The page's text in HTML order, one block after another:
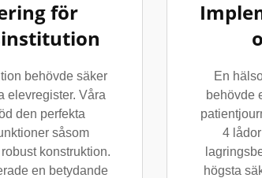
för
behövde säker
elevregister. Våra
den perfekta
såsom
konstruktion.
en betydande
En
behövde
4
högsta